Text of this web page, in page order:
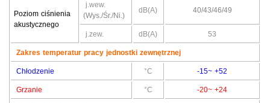
Poziom ciśnienia
akustycznego
j.wew.
(Wys./Śr./Ni.)
dB(A) 40/43/46/49
j.zew. dB(A) 53
Zakres temperatur pracy jednostki zewnętrznej
Chłodzenie °C -15~ +52
Grzanie °C -20~ +24